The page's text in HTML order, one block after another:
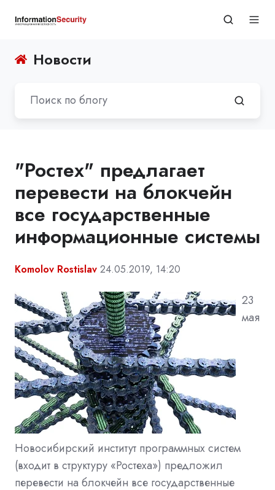
Новости
"Ростех" предлагает
перевести на блокчейн
все государственные
информационные системы
Komolov Rostislav 24.05.2019, 14:20
23
мая
Новосибирский институт программных систем
(входит в структуру «Ростеха») предложил
перевести на блокчейн все государственные